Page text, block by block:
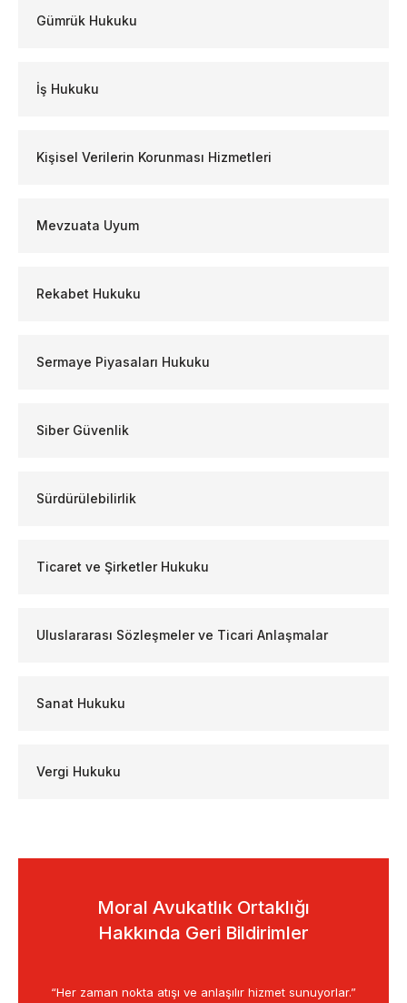
Gümrük Hukuku
İş Hukuku
Kişisel Verilerin Korunması Hizmetleri
Mevzuata Uyum
Rekabet Hukuku
Sermaye Piyasaları Hukuku
Siber Güvenlik
Sürdürülebilirlik
Ticaret ve Şirketler Hukuku
Uluslararası Sözleşmeler ve Ticari Anlaşmalar
Sanat Hukuku
Vergi Hukuku
Moral Avukatlık Ortaklığı
Hakkında Geri Bildirimler
“Her zaman nokta atışı ve anlaşılır hizmet sunuyorlar.”